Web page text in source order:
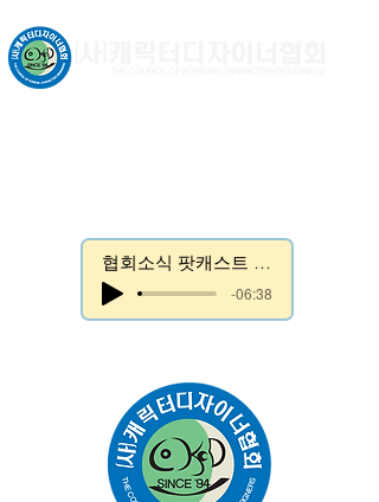
협회소식 팟캐스트 듣기
-06:38